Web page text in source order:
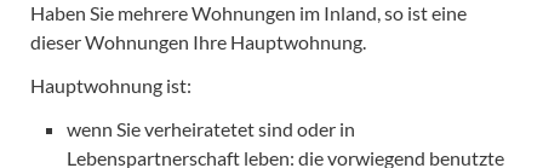
Haben Sie mehrere Wohnungen im Inland, so ist eine
dieser Wohnungen Ihre Hauptwohnung.
Hauptwohnung ist:
wenn Sie verheiratetet sind oder in
Lebenspartnerschaft leben: die vorwiegend benutzte